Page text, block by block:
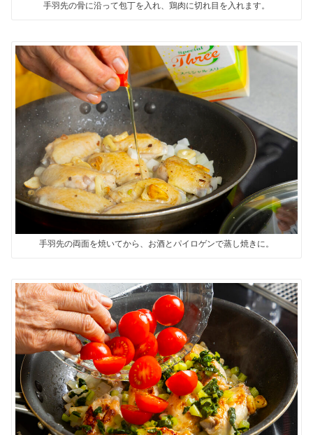
手羽先の骨に沿って包丁を入れ、鶏肉に切れ目を入れます。
手羽先の両面を焼いてから、お酒とパイロゲンで蒸し焼きに。